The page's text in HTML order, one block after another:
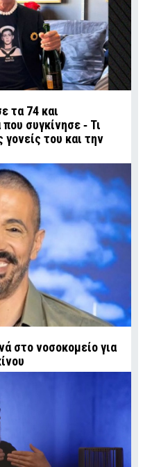
τα 74 και
συγκίνησε ‑ Τι
του και την
στο νοσοκομείο για